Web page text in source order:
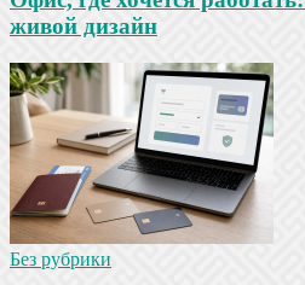
живой дизайн
Без рубрики